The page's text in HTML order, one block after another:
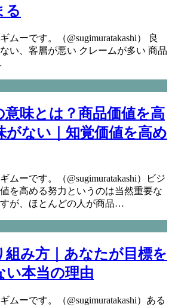
る
ムーです。（@sugimuratakashi） 良
い、客層が悪い クレームが多い 商品
意味とは？商品価値を高
がない｜知覚価値を高め
ムーです。（@sugimuratakashi）ビジ
を高める努力というのは当然重要な
が、ほとんどの人が商品…
組み方｜あなたが目標を
い本当の理由
ムーです。（@sugimuratakashi）ある